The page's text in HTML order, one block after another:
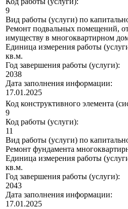
9
Вид работы (услуги) по
Ремонт подвальных помещений,
имуществу в многоквартирном
Единица измерения работы
кв.м.
Год завершения работы (услуги):
2038
Дата заполнения информации:
17.01.2025
Код конструктивного элемента
9
Код работы (услуги):
11
Вид работы (услуги) по
Ремонт фундамента
Единица измерения работы
кв.м.
Год завершения работы (услуги):
2043
Дата заполнения информации:
17.01.2025